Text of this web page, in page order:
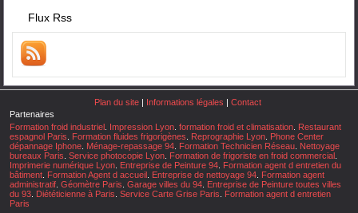
Flux Rss
Plan du site | Informations légales | Contact
Partenaires
Formation froid industriel Impression Lyon formation froid et climatisation Restaurant
espagnol Paris
Formation fluides frigorigènes Reprographie Lyon Phone Center
dépannage Iphone Ménage-repassage 94 Formation Technicien Réseau Nettoyage
bureaux Paris Service photocopie Lyon Formation de frigoriste en froid commercial
Imprimerie numérique Lyon Entreprise de Peinture 94 Formation agent d entretien du
bâtiment Formation Agent d accueil Entreprise de nettoyage 94 Formation agent
administratif Géomètre Paris Garage villes du 94 Entreprise de Peinture toutes villes
du 93 Diététicienne à Paris Service Carte Grise Paris
Formation agent d entretien
Paris